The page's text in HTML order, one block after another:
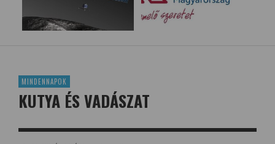
MINDENNAPOK
KUTYA ÉS VADÁSZAT